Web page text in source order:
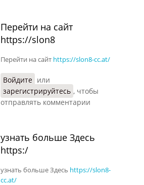
Перейти на сайт
https://slon8
Перейти на сайт https://slon8-cc.at/
Войдите или
зарегистрируйтесь , чтобы
отправлять комментарии
узнать больше Здесь
https:/
узнать больше Здесь https://slon8-
cc.at/